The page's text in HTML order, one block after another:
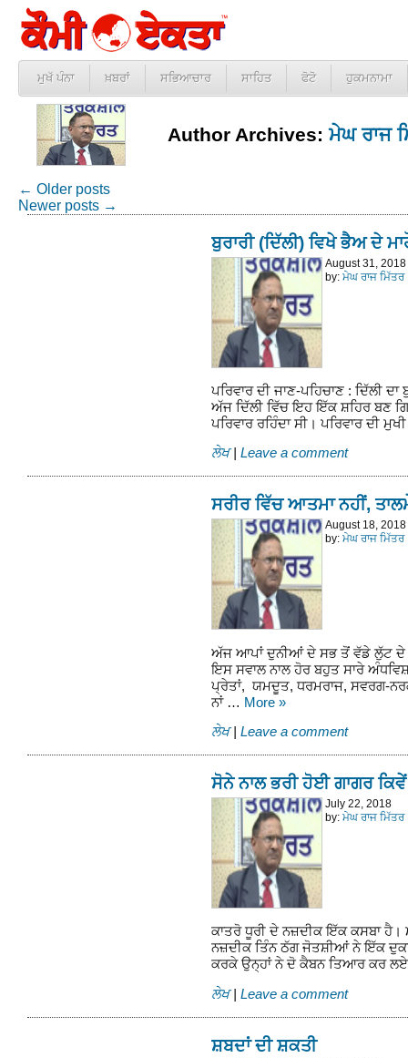
ਮੁਖੱ ਪੰਨਾ ਖ਼ਬਰਾਂ ਸਭਿਆਚਾਰ ਸਾਹਿਤ ਫੋਟੋ ਹੁਕਮਨਾਮਾ
Author Archives:ਮੇਘ ਰਾਜ
← Older posts
Newer posts →
ਬੁਰਾਰੀ (ਦਿੱਲੀ) ਵਿਖੇ ਭੈਅ ਦੇ
August 31, 2018
by: ਮੇਘ ਰਾਜ ਮਿੱਤਰ
ਪਰਿਵਾਰ ਦੀ ਜਾਣ-ਪਹਿਚਾਣ : ਦਿੱਲੀ
ਅੱਜ ਦਿੱਲੀ ਵਿੱਚ ਇਹ ਇੱਕ ਸ਼ਹਿਰ ਬਣ
ਪਰਿਵਾਰ ਰਹਿੰਦਾ ਸੀ। ਪਰਿਵਾਰ ਦੀ
ਲੇਖ | Leave a comment
ਸਰੀਰ ਵਿੱਚ ਆਤਮਾ ਨਹੀਂ,
August 18, 2018
by: ਮੇਘ ਰਾਜ ਮਿੱਤਰ
ਅੱਜ ਆਪਾਂ ਦੁਨੀਆਂ ਦੇ ਸਭ ਤੋਂ ਵੱਡੇ ਲੁੱਟ ਦੇ
ਇਸ ਸਵਾਲ ਨਾਲ ਹੋਰ ਬਹੁਤ ਸਾਰੇ
ਪ੍ਰੇਤਾਂ, ਯਮਦੂਤ, ਧਰਮਰਾਜ, ਸਵਰਗ-
ਨਾਂ … More »
ਲੇਖ | Leave a comment
ਸੋਨੇ ਨਾਲ ਭਰੀ ਹੋਈ ਗਾਗਰ ਕਿਵੇਂ
July 22, 2018
by: ਮੇਘ ਰਾਜ ਮਿੱਤਰ
ਕਾਤਰੋ ਧੂਰੀ ਦੇ ਨਜ਼ਦੀਕ ਇੱਕ ਕਸਬਾ
ਨਜ਼ਦੀਕ ਤਿੰਨ ਠੱਗ ਜੋਤਸ਼ੀਆਂ ਨੇ ਇੱਕ
ਕਰਕੇ ਉਨ੍ਹਾਂ ਨੇ ਦੋ ਕੈਬਨ ਤਿਆਰ ਕਰ
ਲੇਖ | Leave a comment
ਸ਼ਬਦਾਂ ਦੀ ਸ਼ਕਤੀ